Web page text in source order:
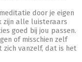
door je eigen
zijn alle luisteraars
goed bij jou passen.
of misschien zelf
vanzelf, dat is het